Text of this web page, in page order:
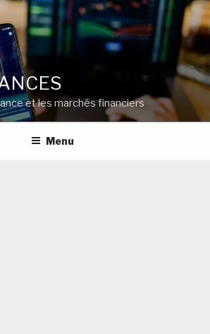
et les marchés financiers
Menu